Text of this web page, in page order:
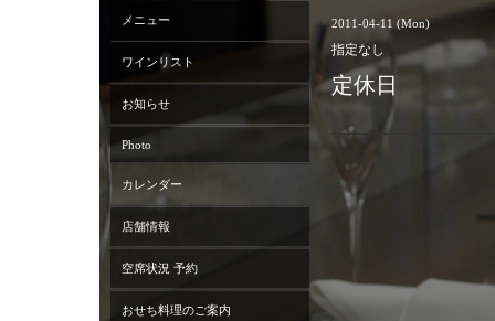
2011-04-11 (Mon)
指定なし
定休日
メニュー
ワインリスト
お知らせ
Photo
カレンダー
店舗情報
空席状況 予約
おせち料理のご案内